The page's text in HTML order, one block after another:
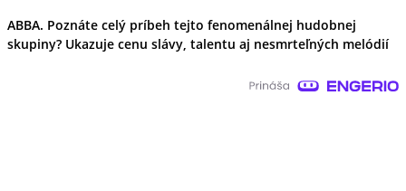
ABBA. Poznáte celý príbeh tejto fenomenálnej hudobnej
skupiny? Ukazuje cenu slávy, talentu aj nesmrteľných melódií